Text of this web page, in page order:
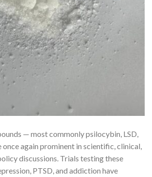
— most commonly psilocybin, LSD,
again prominent in scientific, clinical,
discussions. Trials testing these
PTSD, and addiction have